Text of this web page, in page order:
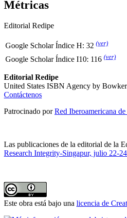
Métricas
Editorial Redipe
Google Scholar Índice H: 32 (ver)
Google Scholar Índice I10: 116 (ver)
Editorial Redipe
United States ISBN Agency by Bowker
Contáctenos
Patrocinado porRed Iberoamericana
Las publicaciones de la editorial de la
Research Integrity-Singapur, julio 22-
Este obra está bajo una licencia de